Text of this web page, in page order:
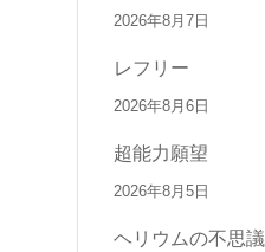
2026年8月7日
レフリー
2026年8月6日
超能力願望
2026年8月5日
ヘリウムの不思議